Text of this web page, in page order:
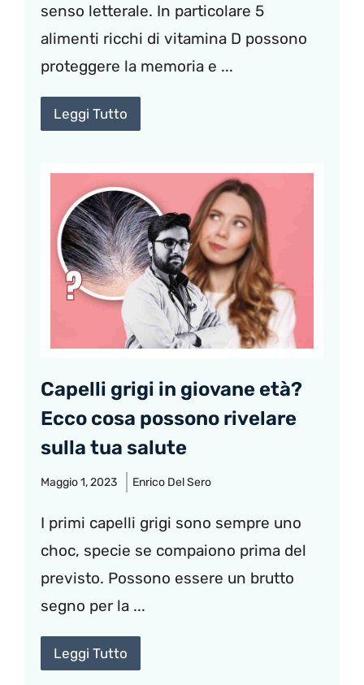
senso letterale. In particolare 5
alimenti ricchi di vitamina D possono
proteggere la memoria e ...
Leggi Tutto
Capelli grigi in giovane età?
Ecco cosa possono rivelare
sulla tua salute
Maggio 1, 2023 Enrico Del Sero
I primi capelli grigi sono sempre uno
choc, specie se compaiono prima del
previsto. Possono essere un brutto
segno per la ...
Leggi Tutto